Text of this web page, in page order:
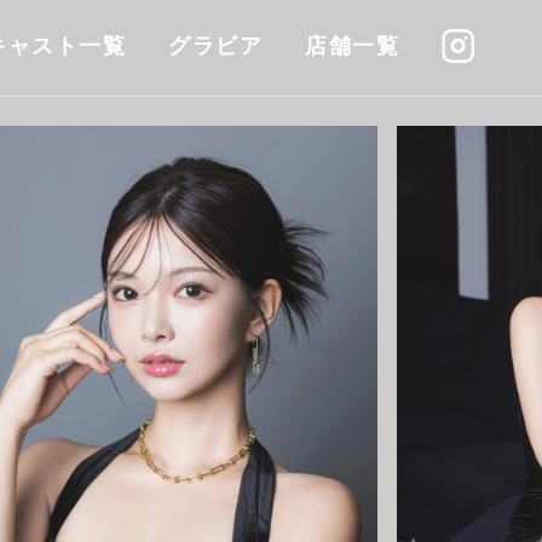
ャスト一覧 グラビア 店舗一覧